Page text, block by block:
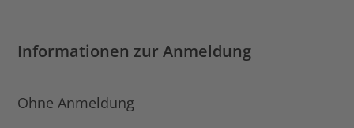
Informationen zur Anmeldung
Ohne Anmeldung